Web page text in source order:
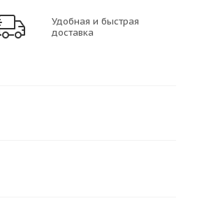
Удобная и быстрая
доставка